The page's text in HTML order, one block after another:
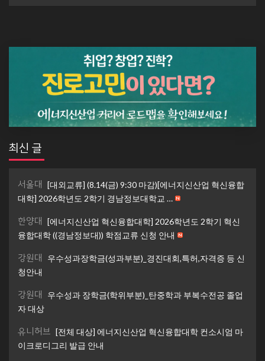
최신 글
서울대 [대외교류] (8.14(금) 9:30 마감)[에너지신산업 혁신융합
대학] 2026학년도 2학기 경남정보대학교 …
한양대 [에너지신산업 혁신융합대학] 2026학년도 2학기 혁신
융합대학 ((경남정보대)) 학점교류 신청 안내
강원대
우수성과장학금(성과부분)_경진대회,특허,자격증 등 신
청안내
강원대
우수성과 장학금(학위부분)_탄중학과 부복수전공 졸업
자 대상
유니허브 [전체 대상] 에너지신산업 혁신융합대학 컨소시엄 마
이크로디그리 발급 안내